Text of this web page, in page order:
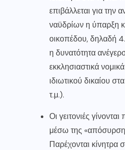
επιβάλλεται για την
ναϋδρίων η ύπαρξη
οικοπέδου, δηλαδή
η δυνατότητα
εκκλησιαστικά
ιδιωτικού δικαίου
τ.μ.).
Οι γειτονιές
μέσω της
Παρέχονται κίνητρα